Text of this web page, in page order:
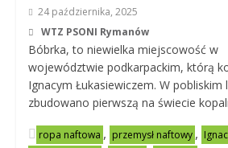
24 października, 2025
WTZ PSONI Rymanów
Bóbrka, to niewielka miejscowość w
województwie podkarpackim, którą
Ignacym Łukasiewiczem. W pobliskim
zbudowano pierwszą na świecie
ropa naftowa , przemysł naftowy ,